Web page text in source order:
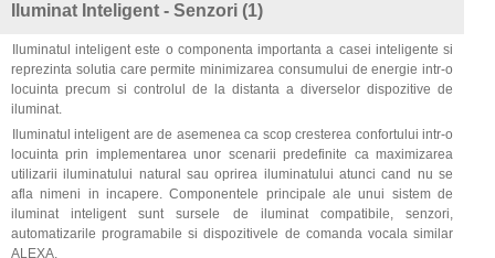
Iluminat Inteligent - Senzori (1)
Iluminatul inteligent este o componenta importanta a casei inteligente si
reprezinta solutia care permite minimizarea consumului de energie intr-o
locuinta precum si controlul de la distanta a diverselor dispozitive de
iluminat.
Iluminatul inteligent are de asemenea ca scop cresterea confortului intr-o
locuinta prin implementarea unor scenarii predefinite ca maximizarea
utilizarii iluminatului natural sau oprirea iluminatului atunci cand nu se
afla nimeni in incapere. Componentele principale ale unui sistem de
iluminat inteligent sunt sursele de iluminat compatibile, senzori,
automatizarile programabile si dispozitivele de comanda vocala similar
ALEXA.